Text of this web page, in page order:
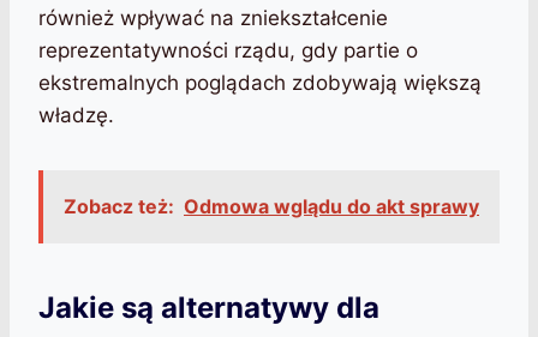
również wpływać na zniekształcenie
reprezentatywności rządu, gdy partie o
ekstremalnych poglądach zdobywają większą
władzę.
Zobacz też: Odmowa wglądu do akt sprawy
Jakie są alternatywy dla